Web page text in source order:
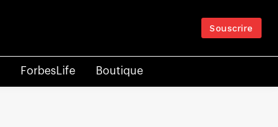
Souscrire
ForbesLife Boutique